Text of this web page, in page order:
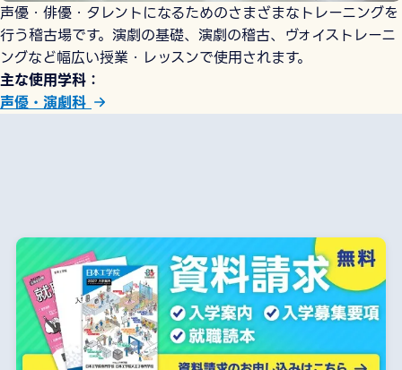
声優・俳優・タレントになるためのさまざまなトレーニングを
行う稽古場です。演劇の基礎、演劇の稽古、ヴォイストレーニ
ングなど幅広い授業・レッスンで使用されます。
主な使用学科
声優・演劇科